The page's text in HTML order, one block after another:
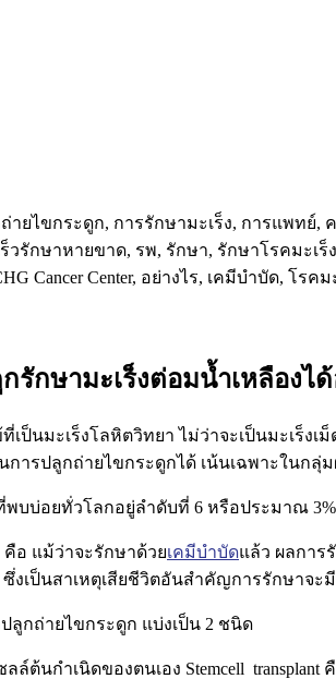
รักษามะเร็งต่อมน้ำเหลืองได้
ป็นมะเร็งโลหิตวิทยา ไม่ว่าจะเป็นมะเร็ง
การปลูกถ่ายไขกระดูกได้ เน้นเฉพาะในกลุ่
พบบ่อยทั่วโลกอยู่ลำดับที่ 6 หรือประมาณ
อ แม้ว่าจะรักษาด้วยเคมีบำบัดแล้ว ผลการ
งเป็นสาเหตุเสียชีวิตอันสำคัญการรักษาจะ
ลูกถ่ายไขกระดูก แบ่งเป็น 2 ชนิด
ล์ต้นกำเนิดของตนเอง Stemcell